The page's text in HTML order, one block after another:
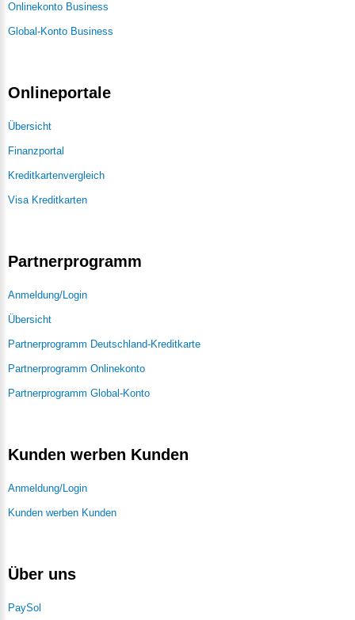
Onlinekonto Business
Global-Konto Business
Onlineportale
Übersicht
Finanzportal
Kreditkartenvergleich
Visa Kreditkarten
Partnerprogramm
Anmeldung/Login
Übersicht
Partnerprogramm Deutschland-Kreditkarte
Partnerprogramm Onlinekonto
Partnerprogramm Global-Konto
Kunden werben Kunden
Anmeldung/Login
Kunden werben Kunden
Über uns
PaySol